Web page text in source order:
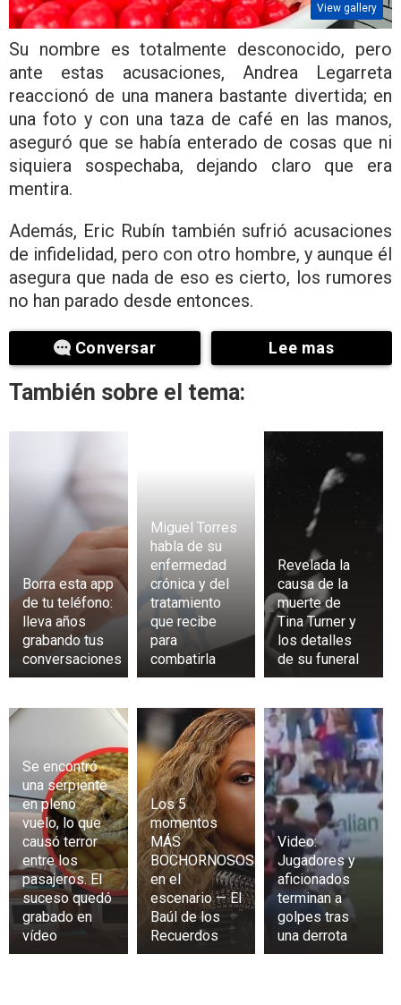
View gallery
Su nombre es totalmente desconocido, pero
ante estas acusaciones, Andrea Legarreta
reaccionó de una manera bastante divertida; en
una foto y con una taza de café en las manos,
aseguró que se había enterado de cosas que ni
siquiera sospechaba, dejando claro que era
mentira.
Además, Eric Rubín también sufrió acusaciones
de infidelidad, pero con otro hombre, y aunque él
asegura que nada de eso es cierto, los rumores
no han parado desde entonces.
Conversar Lee mas
También sobre el tema:
Borra esta app
de tu teléfono:
lleva años
grabando tus
conversaciones
Miguel Torres
habla de su
enfermedad
crónica y del
tratamiento
que recibe
para
combatirla
Revelada la
causa de la
muerte de
Tina Turner y
los detalles
de su funeral
Se encontró
una serpiente
en pleno
vuelo, lo que
causó terror
entre los
pasajeros. El
suceso quedó
grabado en
vídeo
Los 5
momentos
MÁS
BOCHORNOSOS
en el
escenario — El
Baúl de los
Recuerdos
Video:
Jugadores y
aficionados
terminan a
golpes tras
una derrota